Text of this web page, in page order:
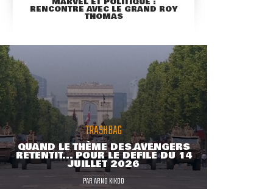
RENCONTRE AVEC LE GRAND ROY
THOMAS
TRASHBAG
QUAND LE THÈME DES AVENGERS
RETENTIT... POUR LE DÉFILÉ DU 14
JUILLET 2026
PARARNO KIKOO